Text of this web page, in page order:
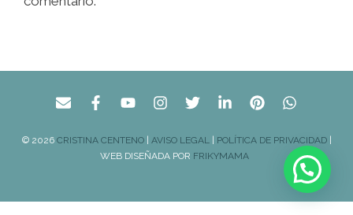
© 2026 CRISTINA CENTENO| AVISO LEGAL| POLÍTICA DE PRIVACIDAD|
WEB DISEÑADA POR FRIKYMAMA